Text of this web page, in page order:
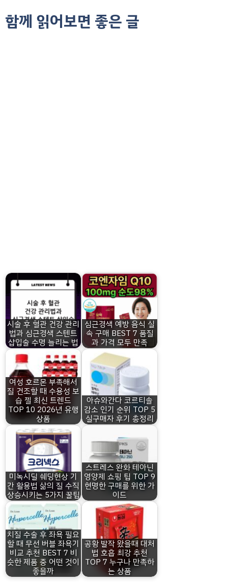
함께 읽어보면 좋은 글
시술 후 혈관 건강 관리
법과 심근경색 스텐트
삽입술 수명 늘리는 법
심근경색 예방 음식 실
속 구매 BEST 7 품질
과 가격 모두 만족
여성 호르몬 부족해서
질 건조할 때 수용성 보
습 젤 최신 트렌드
TOP 10 2026년 유행
상품
아슈와간다 코르티솔
감소 인기 순위 TOP 5
실구매자 후기 총정리
미녹시딜 쉐딩현상 기
간 활용법 삶의 질 수직
상승시키는 5가지 꿀팁
스트레스 완화 테아닌
영양제 쇼핑 팁 TOP 9
현명한 구매를 위한 가
이드
치질 수술 후 좌욕 필요
할 때 무선 버블 좌욕기
비교 추천 BEST 7 비
슷한 제품 중 어떤 것이
좋을까
공황 발작 왔을때 대처
법 호흡 최강 추천
TOP 7 누구나 만족하
는 상품